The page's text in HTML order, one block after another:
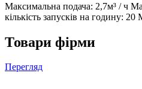
Максимальна подача: 2,7м³ / ч
кількість запусків на годину:
Товари фірми
Перегляд